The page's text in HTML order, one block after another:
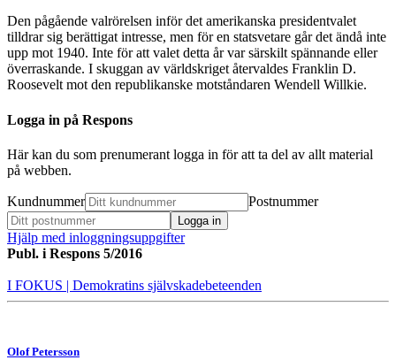
Den pågående valrörelsen inför det amerikanska presidentvalet
tilldrar sig berättigat intresse, men för en statsvetare går det ändå inte
upp mot 1940. Inte för att valet detta år var särskilt spännande eller
överraskande. I skuggan av världskriget återvaldes Franklin D.
Roosevelt mot den republikanske motståndaren Wendell Willkie.
Logga in på Respons
Här kan du som prenumerant logga in för att ta del av allt material
på webben.
Kundnummer Postnummer
Hjälp med inloggningsuppgifter
Publ. i Respons 5/2016
I FOKUS | Demokratins självskadebeteenden
Olof Petersson